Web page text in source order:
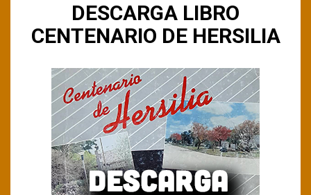
DESCARGA LIBRO
CENTENARIO DE HERSILIA